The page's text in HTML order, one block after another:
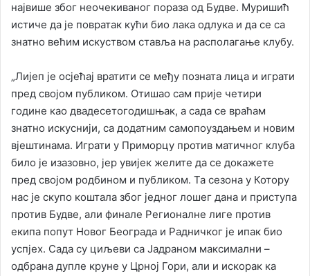
највише због неочекиваног пораза од Будве. Муришић
истиче да је повратак кући био лака одлука и да се са
знатно већим искуством ставља на располагање клубу.
„Лијеп је осјећај вратити се међу позната лица и играти
пред својом публиком. Отишао сам прије четири
године као двадесетогодишњак, а сада се враћам
знатно искуснији, са додатним самопоуздањем и новим
вјештинама. Играти у Приморцу против матичног клуба
било је изазовно, јер увијек желите да се докажете
пред својом родбином и публиком. Та сезона у Котору
нас је скупо коштала због једног лошег дана и приступа
против Будве, али финале Регионалне лиге против
екипа попут Новог Београда и Радничког је ипак био
успјех. Сада су циљеви са Јадраном максимални –
одбрана дупле круне у Црној Гори, али и искорак ка